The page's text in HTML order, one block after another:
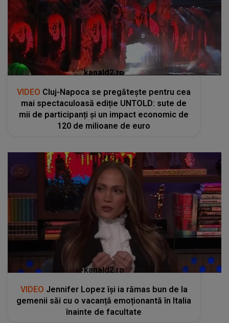
kanald2.ro
VIDEO Cluj-Napoca se pregătește pentru cea
mai spectaculoasă ediție UNTOLD: sute de
mii de participanți și un impact economic de
120 de milioane de euro
kanald2.ro
VIDEO Jennifer Lopez își ia rămas bun de la
gemenii săi cu o vacanță emoționantă în Italia
înainte de facultate